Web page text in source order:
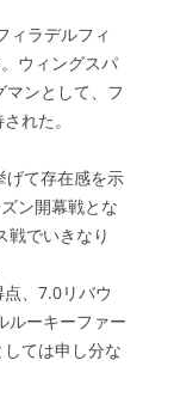
ィラデルフィ
ウィングスパ
ンとして、フ
れた。
げて存在感を示
ン開幕戦とな
戦でいきなり
、7.0リバウ
ルーキーファー
ては申し分な